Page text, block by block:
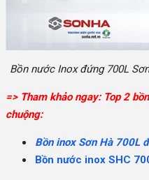
Bồn nước Inox đứng 700L
=> Tham khảo ngay: Top 2
chuộng:
Bồn inox Sơn Hà 700L
Bồn nước inox SHC